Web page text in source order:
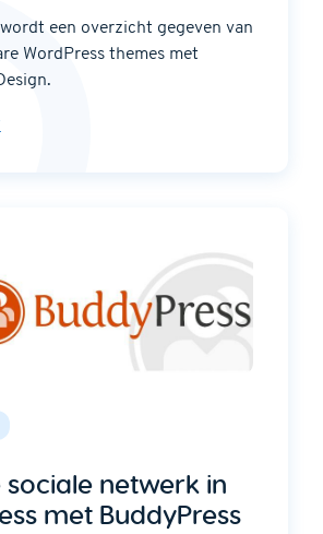
een overzicht gegeven van
WordPress themes met
sociale netwerk in
met BuddyPress